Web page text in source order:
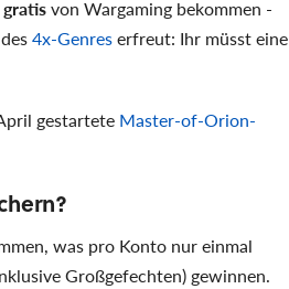
gratisvon Wargaming bekommen -
4x-Genreserfreut: Ihr müsst eine
gestartete Master-of-Orion-
was pro Konto nur einmal
Großgefechten) gewinnen.